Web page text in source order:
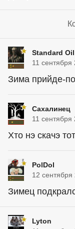
Standard Oil
11
Зима прийде-
Сахалинец
11 сентября
Хто нэ скачэ
PolDol
12
Зимец
Lyton